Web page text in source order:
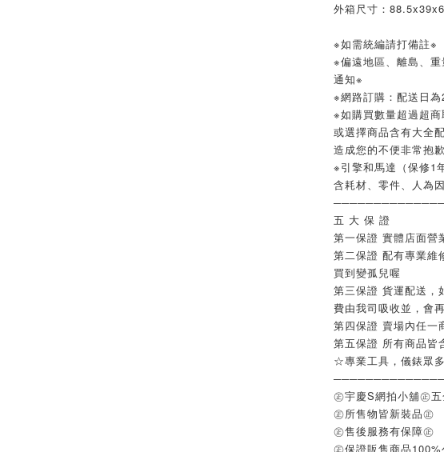
外箱尺寸：
※如需統編請打備註※
※偏遠地區、離島、
通知※
※網路訂購：配送日
※如購買數量超過超
或選擇商品含有大全
造成您的不便非常抱
※引擎和馬達（保修1
含耗材、零件、人為
五 大 保 證
第一保證 實體店面營
第二保證 配有專業維
買到變孤兒喔
第三保證 貨運配送，
費由我司吸收並，會
第四保證 賣場內任一
第五保證 所有商品皆
☆專業工具，儀錶眾
㊣宇慶S網拍小舖㊣
㊣所售物皆新裝品㊣
㊣售後服務有保障㊣
㊣保證販售商品